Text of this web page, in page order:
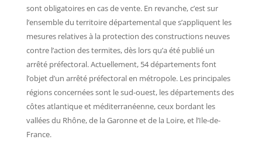
sont obligatoires en cas de vente. En revanche, c’est sur
l’ensemble du territoire départemental que s’appliquent les
mesures relatives à la protection des constructions neuves
contre l’action des termites, dès lors qu’a été publié un
arrêté préfectoral. Actuellement, 54 départements font
l’objet d’un arrêté préfectoral en métropole. Les principales
régions concernées sont le sud-ouest, les départements des
côtes atlantique et méditerranéenne, ceux bordant les
vallées du Rhône, de la Garonne et de la Loire, et l’Ile-de-
France.